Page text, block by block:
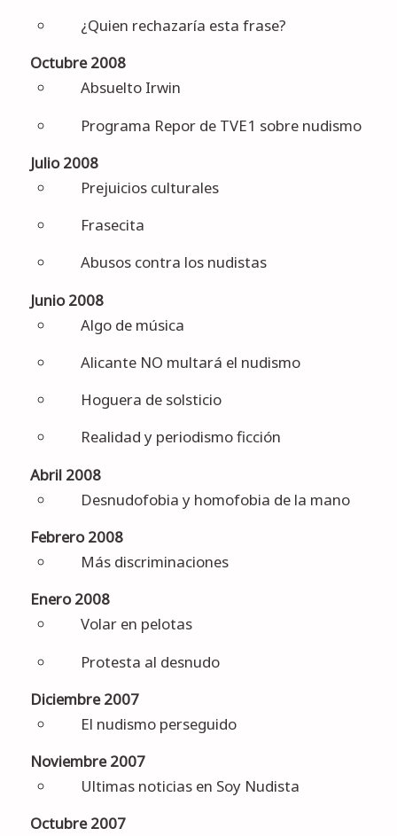
¿Quien rechazaría esta frase?
Octubre 2008
Absuelto Irwin
Programa Repor de TVE1 sobre nudismo
Julio 2008
Prejuicios culturales
Frasecita
Abusos contra los nudistas
Junio 2008
Algo de música
Alicante NO multará el nudismo
Hoguera de solsticio
Realidad y periodismo ficción
Abril 2008
Desnudofobia y homofobia de la mano
Febrero 2008
Más discriminaciones
Enero 2008
Volar en pelotas
Protesta al desnudo
Diciembre 2007
El nudismo perseguido
Noviembre 2007
Ultimas noticias en Soy Nudista
Octubre 2007